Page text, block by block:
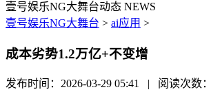
壹号娱乐NG大舞台动态 NEWS
壹号娱乐NG大舞台 > ai应用 >
成本劣势1.2万亿+不变增
发布时间：2026-03-29 05:41 | 阅读次数：